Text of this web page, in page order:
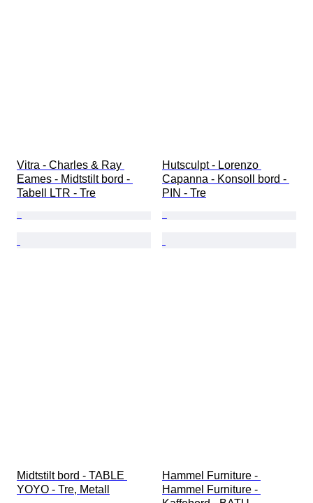
Vitra - Charles & Ray
Eames - Midtstilt bord -
Tabell LTR - Tre
Hutsculpt - Lorenzo
Capanna - Konsoll bord -
PIN - Tre
Midtstilt bord - TABLE
YOYO - Tre, Metall
Hammel Furniture -
Hammel Furniture -